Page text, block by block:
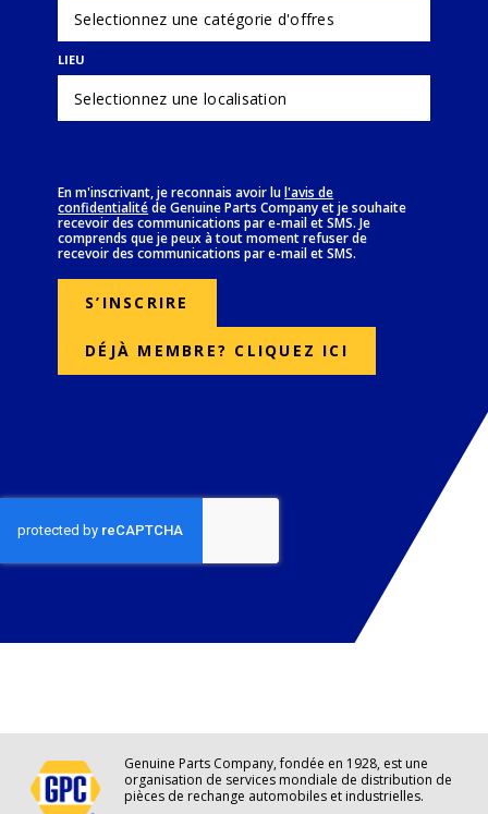
LIEU
En m'inscrivant, je reconnais avoir lul'avis de
confidentialité
(Opens in new window)
de Genuine Parts Company et je souhaite
recevoir des communications par e-mail et SMS. Je
comprends que je peux à tout moment refuser de
recevoir des communications par e-mail et SMS.
S’INSCRIRE
DÉJÀ MEMBRE? CLIQUEZ ICI
Genuine Parts Company, fondée en 1928, est une
organisation de services mondiale de distribution de
pièces de rechange automobiles et industrielles.